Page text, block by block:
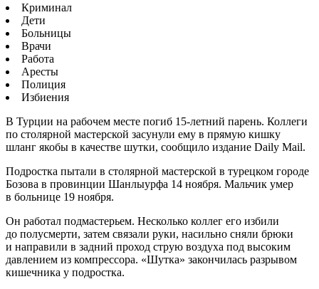
Криминал
Дети
Больницы
Врачи
Работа
Аресты
Полиция
Избиения
В Турции на рабочем месте погиб 15-летний парень. Коллеги
по столярной мастерской засунули ему в прямую кишку
шланг якобы в качестве шутки, сообщило издание Daily Mail.
Подростка пытали в столярной мастерской в турецком городе
Бозова в провинции Шанлыурфа 14 ноября. Мальчик умер
в больнице 19 ноября.
Он работал подмастерьем. Несколько коллег его избили
до полусмерти, затем связали руки, насильно сняли брюки
и направили в задний проход струю воздуха под высоким
давлением из компрессора. «Шутка» закончилась разрывом
кишечника у подростка.